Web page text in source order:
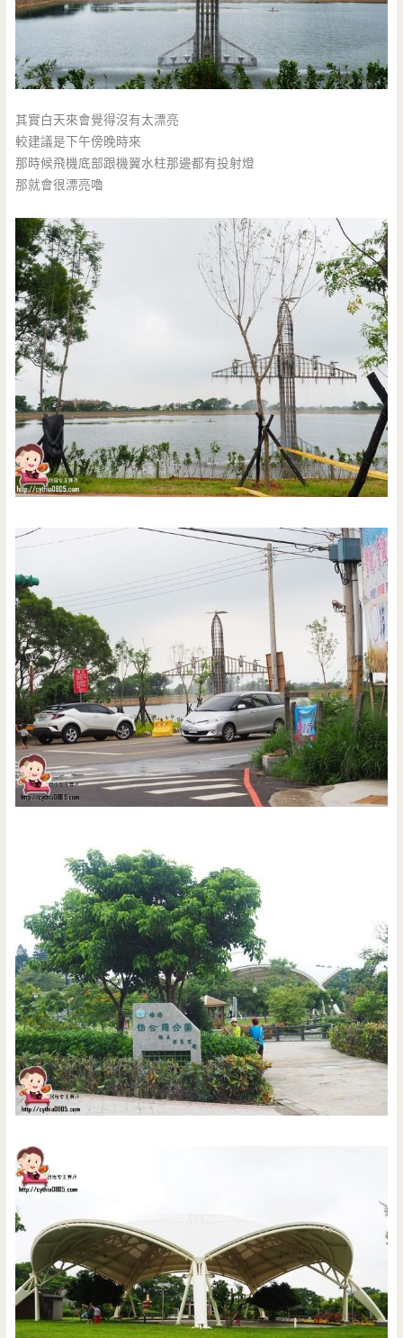
其實白天來會覺得沒有太漂亮
較建議是下午傍晚時來
那時候飛機底部跟機翼水柱那邊都有投射燈
那就會很漂亮嚕